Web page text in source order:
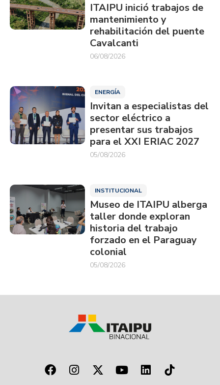
ITAIPU inició trabajos de
mantenimiento y
rehabilitación del puente
Cavalcanti
06/08/2026
ENERGÍA
Invitan a especialistas del
sector eléctrico a
presentar sus trabajos
para el XXI ERIAC 2027
05/08/2026
INSTITUCIONAL
Museo de ITAIPU alberga
taller donde exploran
historia del trabajo
forzado en el Paraguay
colonial
05/08/2026